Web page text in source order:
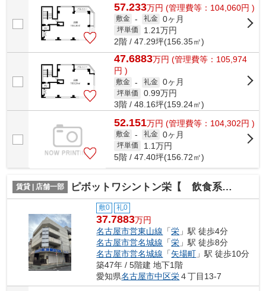
57.233万円 (管理費等：104,060円 )
敷金 - 礼金 0ヶ月
坪単価 1.21万円
2階 / 47.29坪(156.35㎡)
47.6883万円 (管理費等：105,974
円 )
敷金 - 礼金 0ヶ月
坪単価 0.99万円
3階 / 48.16坪(159.24㎡)
52.151万円 (管理費等：104,302円 )
敷金 - 礼金 0ヶ月
坪単価 1.1万円
5階 / 47.40坪(156.72㎡)
賃貸 | 店舗一部 ピボットワシントン栄【 飲食系おすすめ 】
敷0 礼0
37.7883万円
名古屋市営東山線 「栄 」駅 徒歩4分
名古屋市営名城線 「栄 」駅 徒歩8分
名古屋市営名城線 「矢場町 」駅 徒歩10分
築47年 / 5階建 地下1階
愛知県名古屋市中区栄４丁目13-7